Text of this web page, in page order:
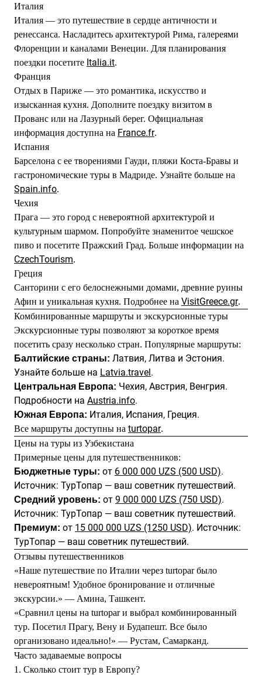
Италия
Италия — это путешествие в сердце античности и
ренессанса. Насладитесь архитектурой Рима, галереями
Флоренции и каналами Венеции. Для планирования
поездки посетите Italia.it.
Франция
Отдых в Париже — это романтика, искусство и
изысканная кухня. Дополните поездку визитом в
Прованс или на Лазурный берег. Официальная
информация доступна на France.fr.
Испания
Барселона с ее творениями Гауди, пляжи Коста-Бравы и
гастрономические туры в Мадриде. Узнайте больше на
Spain.info.
Чехия
Прага — это город с невероятной архитектурой и
культурным шармом. Попробуйте знаменитое чешское
пиво и посетите Пражский Град. Больше информации на
CzechTourism.
Греция
Санторини с его белоснежными домами, древние руины
Афин и уникальная кухня. Подробнее на VisitGreece.gr.
Комбинированные маршруты и экскурсионные туры
Экскурсионные туры позволяют за короткое время
посетить сразу несколько стран. Популярные маршруты:
Балтийские страны: Латвия, Литва и Эстония.
Узнайте больше на Latvia.travel.
Центральная Европа: Чехия, Австрия, Венгрия.
Подробности на Austria.info.
Южная Европа: Италия, Испания, Греция.
Все маршруты доступны на turtopar.
Цены на туры из Узбекистана
Примерные цены для путешественников:
Бюджетные туры: от 6 000 000 UZS (500 USD).
Источник: ТурТопар — ваш советник путешествий.
Средний уровень: от 9 000 000 UZS (750 USD).
Источник: ТурТопар — ваш советник путешествий.
Премиум: от 15 000 000 UZS (1250 USD). Источник:
ТурТопар — ваш советник путешествий.
Отзывы путешественников
«Наше путешествие по Италии через turtopar было
невероятным! Удобное бронирование и отличные
экскурсии.» — Амина, Ташкент.
«Сравнил цены на turtopar и выбрал комбинированный
тур. Посетил Прагу, Вену и Будапешт. Все было
организовано идеально!» — Рустам, Самарканд.
Часто задаваемые вопросы
1. Сколько стоит тур в Европу?